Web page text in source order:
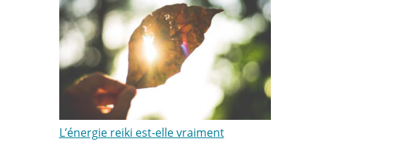
L’énergie reiki est-elle vraiment